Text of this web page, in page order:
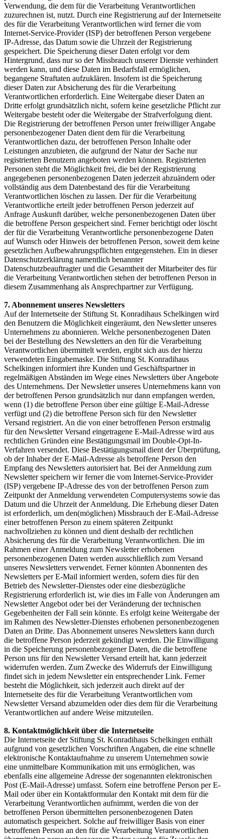
Verwendung, die dem für die Verarbeitung Verantwortlichen
zuzurechnen ist, nutzt. Durch eine Registrierung auf der Internetseite
des für die Verarbeitung Verantwortlichen wird ferner die vom
Internet-Service-Provider (ISP) der betroffenen Person vergebene
IP-Adresse, das Datum sowie die Uhrzeit der Registrierung
gespeichert. Die Speicherung dieser Daten erfolgt vor dem
Hintergrund, dass nur so der Missbrauch unserer Dienste verhindert
werden kann, und diese Daten im Bedarfsfall ermöglichen,
begangene Straftaten aufzuklären. Insofern ist die Speicherung
dieser Daten zur Absicherung des für die Verarbeitung
Verantwortlichen erforderlich. Eine Weitergabe dieser Daten an
Dritte erfolgt grundsätzlich nicht, sofern keine gesetzliche Pflicht zur
Weitergabe besteht oder die Weitergabe der Strafverfolgung dient.
Die Registrierung der betroffenen Person unter freiwilliger Angabe
personenbezogener Daten dient dem für die Verarbeitung
Verantwortlichen dazu, der betroffenen Person Inhalte oder
Leistungen anzubieten, die aufgrund der Natur der Sache nur
registrierten Benutzern angeboten werden können. Registrierten
Personen steht die Möglichkeit frei, die bei der Registrierung
angegebenen personenbezogenen Daten jederzeit abzuändern oder
vollständig aus dem Datenbestand des für die Verarbeitung
Verantwortlichen löschen zu lassen. Der für die Verarbeitung
Verantwortliche erteilt jeder betroffenen Person jederzeit auf
Anfrage Auskunft darüber, welche personenbezogenen Daten über
die betroffene Person gespeichert sind. Ferner berichtigt oder löscht
der für die Verarbeitung Verantwortliche personenbezogene Daten
auf Wunsch oder Hinweis der betroffenen Person, soweit dem keine
gesetzlichen Aufbewahrungspflichten entgegenstehen. Ein in dieser
Datenschutzerklärung namentlich benannter
Datenschutzbeauftragter und die Gesamtheit der Mitarbeiter des für
die Verarbeitung Verantwortlichen stehen der betroffenen Person in
diesem Zusammenhang als Ansprechpartner zur Verfügung.
7. Abonnement unseres Newsletters
Auf der Internetseite der Stiftung St. Konradihaus Schelkingen wird
den Benutzern die Möglichkeit eingeräumt, den Newsletter unseres
Unternehmens zu abonnieren. Welche personenbezogenen Daten
bei der Bestellung des Newsletters an den für die Verarbeitung
Verantwortlichen übermittelt werden, ergibt sich aus der hierzu
verwendeten Eingabemaske. Die Stiftung St. Konradihaus
Schelkingen informiert ihre Kunden und Geschäftspartner in
regelmäßigen Abständen im Wege eines Newsletters über Angebote
des Unternehmens. Der Newsletter unseres Unternehmens kann von
der betroffenen Person grundsätzlich nur dann empfangen werden,
wenn (1) die betroffene Person über eine gültige E-Mail-Adresse
verfügt und (2) die betroffene Person sich für den Newsletter
Versand registriert. An die von einer betroffenen Person erstmalig
für den Newsletter Versand eingetragene E-Mail-Adresse wird aus
rechtlichen Gründen eine Bestätigungsmail im Double-Opt-In-
Verfahren versendet. Diese Bestätigungsmail dient der Überprüfung,
ob der Inhaber der E-Mail-Adresse als betroffene Person den
Empfang des Newsletters autorisiert hat. Bei der Anmeldung zum
Newsletter speichern wir ferner die vom Internet-Service-Provider
(ISP) vergebene IP-Adresse des von der betroffenen Person zum
Zeitpunkt der Anmeldung verwendeten Computersystems sowie das
Datum und die Uhrzeit der Anmeldung. Die Erhebung dieser Daten
ist erforderlich, um den(möglichen) Missbrauch der E-Mail-Adresse
einer betroffenen Person zu einem späteren Zeitpunkt
nachvollziehen zu können und dient deshalb der rechtlichen
Absicherung des für die Verarbeitung Verantwortlichen. Die im
Rahmen einer Anmeldung zum Newsletter erhobenen
personenbezogenen Daten werden ausschließlich zum Versand
unseres Newsletters verwendet. Ferner könnten Abonnenten des
Newsletters per E-Mail informiert werden, sofern dies für den
Betrieb des Newsletter-Dienstes oder eine diesbezügliche
Registrierung erforderlich ist, wie dies im Falle von Änderungen am
Newsletter Angebot oder bei der Veränderung der technischen
Gegebenheiten der Fall sein könnte. Es erfolgt keine Weitergabe der
im Rahmen des Newsletter-Dienstes erhobenen personenbezogenen
Daten an Dritte. Das Abonnement unseres Newsletters kann durch
die betroffene Person jederzeit gekündigt werden. Die Einwilligung
in die Speicherung personenbezogener Daten, die die betroffene
Person uns für den Newsletter Versand erteilt hat, kann jederzeit
widerrufen werden. Zum Zwecke des Widerrufs der Einwilligung
findet sich in jedem Newsletter ein entsprechender Link. Ferner
besteht die Möglichkeit, sich jederzeit auch direkt auf der
Internetseite des für die Verarbeitung Verantwortlichen vom
Newsletter Versand abzumelden oder dies dem für die Verarbeitung
Verantwortlichen auf andere Weise mitzuteilen.
8. Kontaktmöglichkeit über die Internetseite
Die Internetseite der Stiftung St. Konradihaus Schelkingen enthält
aufgrund von gesetzlichen Vorschriften Angaben, die eine schnelle
elektronische Kontaktaufnahme zu unserem Unternehmen sowie
eine unmittelbare Kommunikation mit uns ermöglichen, was
ebenfalls eine allgemeine Adresse der sogenannten elektronischen
Post (E-Mail-Adresse) umfasst. Sofern eine betroffene Person per E-
Mail oder über ein Kontaktformular den Kontakt mit dem für die
Verarbeitung Verantwortlichen aufnimmt, werden die von der
betroffenen Person übermittelten personenbezogenen Daten
automatisch gespeichert. Solche auf freiwilliger Basis von einer
betroffenen Person an den für die Verarbeitung Verantwortlichen